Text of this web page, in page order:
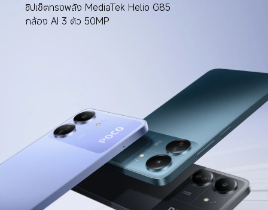
ชิปเซ็ตทรงพลัง MediaTek Helio G85
กล้อง AI 3 ตัว 50MP